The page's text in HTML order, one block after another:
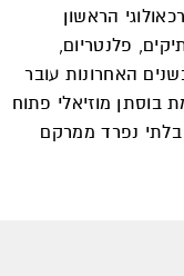
הראשון
פלנטריום,
האחרונות עובר
מוזיאלי פתוח
בלתי נפרד ממרקם